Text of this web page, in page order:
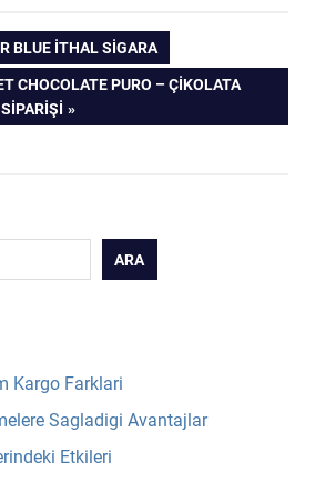
BLUE İTHAL SIGARA
CHOCOLATE PURO – ÇIKOLATA
ARA
Kargo Farklari
Sagladigi Avantajlar
Etkileri